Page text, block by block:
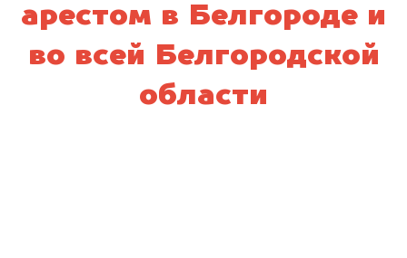
арестом в Белгороде и
во всей Белгородской
области